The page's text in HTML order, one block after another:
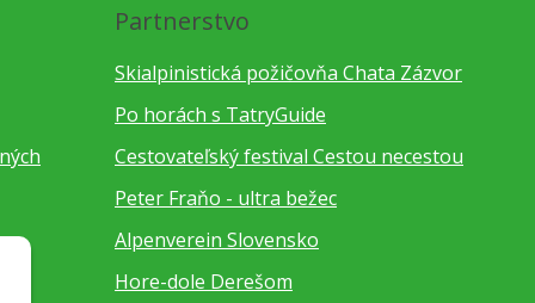
Partnerstvo
Skialpinistická požičovňa Chata Zázvor
Po horách s TatryGuide
Cestovateľský festival Cestou necestou
Peter Fraňo - ultra bežec
Alpenverein Slovensko
Hore-dole Derešom